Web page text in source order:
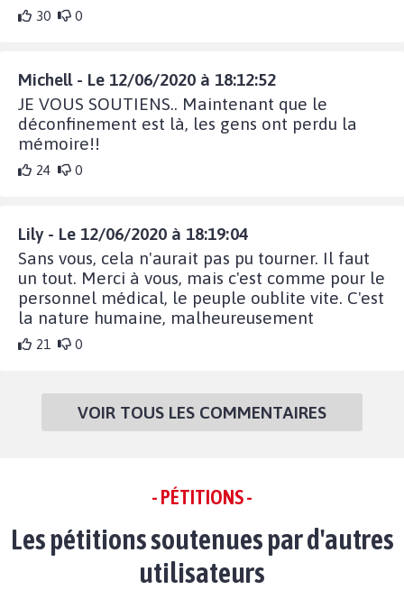
30 0
Michell - Le 12/06/2020 à 18:12:52
JE VOUS SOUTIENS.. Maintenant que le
déconfinement est là, les gens ont perdu la
mémoire!!
24 0
Lily - Le 12/06/2020 à 18:19:04
Sans vous, cela n'aurait pas pu tourner. Il faut
un tout. Merci à vous, mais c'est comme pour le
personnel médical, le peuple oublite vite. C'est
la nature humaine, malheureusement
21 0
VOIR TOUS LES COMMENTAIRES
- PÉTITIONS -
Les pétitions soutenues par d'autres
utilisateurs